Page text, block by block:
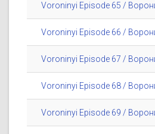
Voroninyi Episode 65 /
Voroninyi Episode 66 /
Voroninyi Episode 67 /
Voroninyi Episode 68 /
Voroninyi Episode 69 /